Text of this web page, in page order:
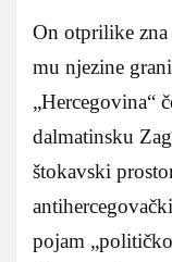
On otprilike zna
mu njezine
„Hercegovina“
dalmatinsku
štokavski
pojam